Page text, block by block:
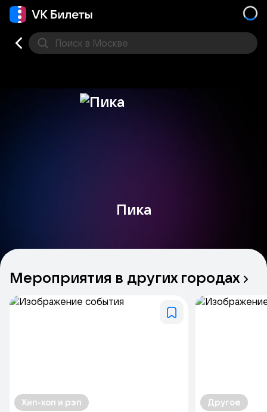
Поиск в Москве
Пика
Мероприятия в других городах
Хип-хоп и рэп Другое